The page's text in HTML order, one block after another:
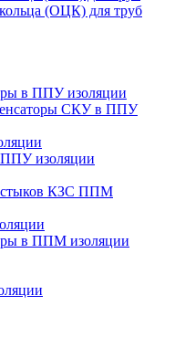
(ОЦК) для труб
в ППУ изоляции
СКУ в ППУ
изоляции
стыков КЗС ППМ
в ППМ изоляции